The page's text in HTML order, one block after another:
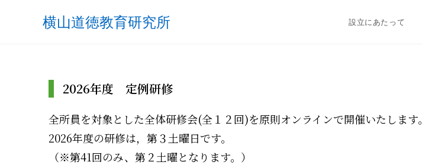
横山道徳教育研究所 設立にあたって
2026年度 定例研修
全所員を対象とした全体研修会(全１２回)を原則オンラインで開催いたします。
2026年度の研修は，第３土曜日です。
（※第41回のみ、第２土曜となります。）